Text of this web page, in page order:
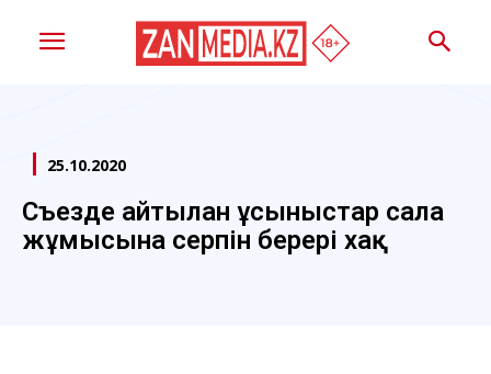
25.10.2020
Съезде айтылған ұсыныстар сала
жұмысына серпін берері хақ